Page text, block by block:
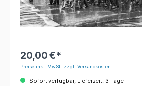
20,00 €*
Preise inkl. MwSt. zzgl. Versandkosten
Sofort verfügbar, Lieferzeit: 3 Tage